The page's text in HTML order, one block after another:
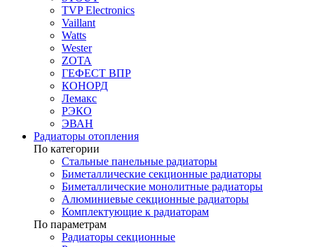
TVP Electronics
Vaillant
Watts
Wester
ZOTA
ГЕФЕСТ ВПР
КОНОРД
Лемакс
РЭКО
ЭВАН
Радиаторы отопления
По категории
Стальные панельные радиаторы
Биметаллические секционные радиаторы
Биметаллические монолитные радиаторы
Алюминиевые секционные радиаторы
Комплектующие к радиаторам
По параметрам
Радиаторы секционные